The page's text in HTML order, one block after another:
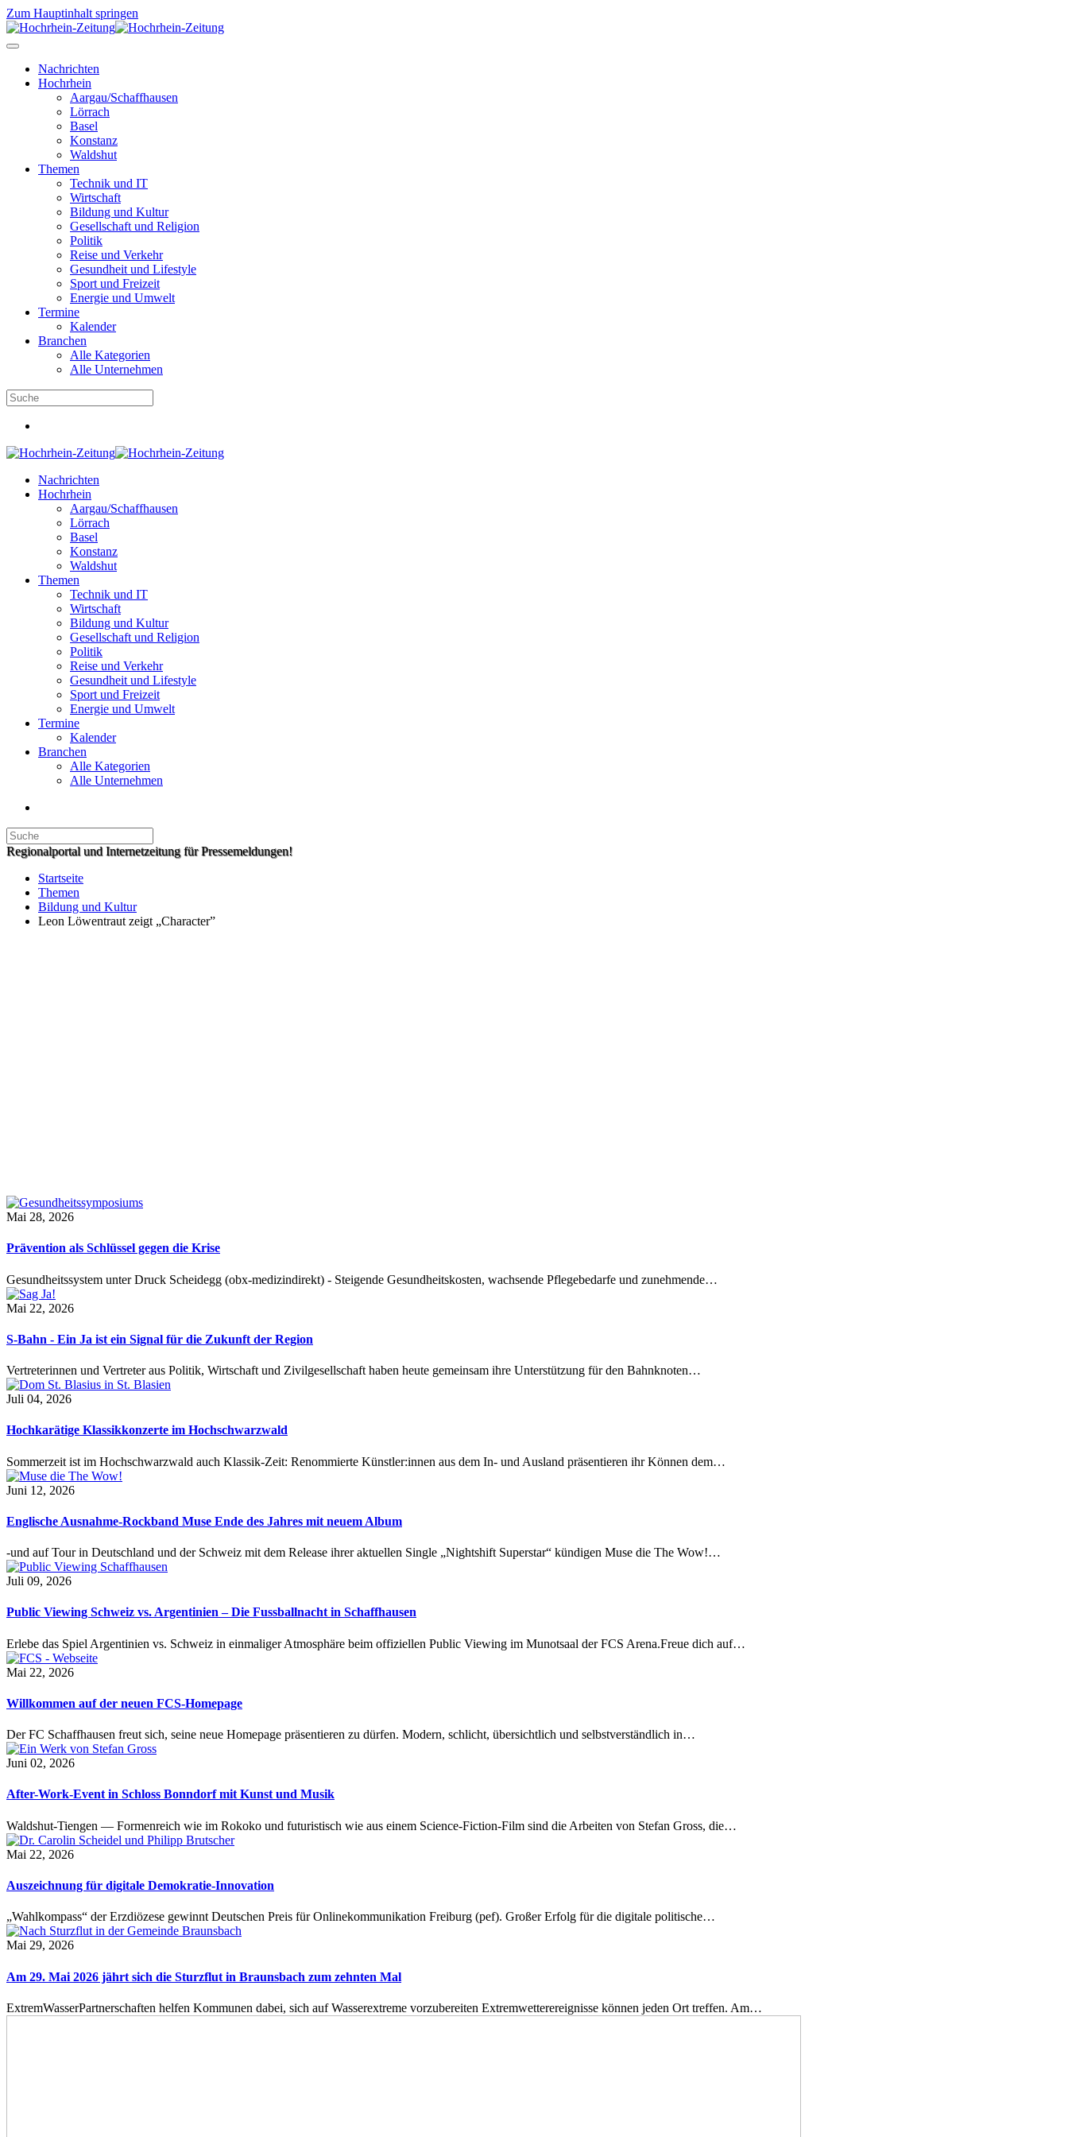
Zum Hauptinhalt springen
Nachrichten
Hochrhein
Aargau/Schaffhausen
Lörrach
Basel
Konstanz
Waldshut
Themen
Technik und IT
Wirtschaft
Bildung und Kultur
Gesellschaft und Religion
Politik
Reise und Verkehr
Gesundheit und Lifestyle
Sport und Freizeit
Energie und Umwelt
Termine
Kalender
Branchen
Alle Kategorien
Alle Unternehmen
Nachrichten
Hochrhein
Aargau/Schaffhausen
Lörrach
Basel
Konstanz
Waldshut
Themen
Technik und IT
Wirtschaft
Bildung und Kultur
Gesellschaft und Religion
Politik
Reise und Verkehr
Gesundheit und Lifestyle
Sport und Freizeit
Energie und Umwelt
Termine
Kalender
Branchen
Alle Kategorien
Alle Unternehmen
Regionalportal und Internetzeitung für Pressemeldungen!
Startseite
Themen
Bildung und Kultur
Leon Löwentraut zeigt „Character”
Mai 28, 2026
Prävention als Schlüssel gegen die Krise
Gesundheitssystem unter Druck Scheidegg (obx-medizindirekt) - Steigende Gesundheitskosten, wachsende Pflegebedarfe und zunehmende…
Mai 22, 2026
S-Bahn - Ein Ja ist ein Signal für die Zukunft der Region
Vertreterinnen und Vertreter aus Politik, Wirtschaft und Zivilgesellschaft haben heute gemeinsam ihre Unterstützung für den Bahnknoten…
Juli 04, 2026
Hochkarätige Klassikkonzerte im Hochschwarzwald
Sommerzeit ist im Hochschwarzwald auch Klassik-Zeit: Renommierte Künstler:innen aus dem In- und Ausland präsentieren ihr Können dem…
Juni 12, 2026
Englische Ausnahme-Rockband Muse Ende des Jahres mit neuem Album
-und auf Tour in Deutschland und der Schweiz mit dem Release ihrer aktuellen Single „Nightshift Superstar“ kündigen Muse die The Wow!…
Juli 09, 2026
Public Viewing Schweiz vs. Argentinien – Die Fussballnacht in Schaffhausen
Erlebe das Spiel Argentinien vs. Schweiz in einmaliger Atmosphäre beim offiziellen Public Viewing im Munotsaal der FCS Arena.Freue dich auf…
Mai 22, 2026
Willkommen auf der neuen FCS-Homepage
Der FC Schaffhausen freut sich, seine neue Homepage präsentieren zu dürfen. Modern, schlicht, übersichtlich und selbstverständlich in…
Juni 02, 2026
After-Work-Event in Schloss Bonndorf mit Kunst und Musik
Waldshut-Tiengen — Formenreich wie im Rokoko und futuristisch wie aus einem Science-Fiction-Film sind die Arbeiten von Stefan Gross, die…
Mai 22, 2026
Auszeichnung für digitale Demokratie-Innovation
„Wahlkompass“ der Erzdiözese gewinnt Deutschen Preis für Onlinekommunikation Freiburg (pef). Großer Erfolg für die digitale politische…
Mai 29, 2026
Am 29. Mai 2026 jährt sich die Sturzflut in Braunsbach zum zehnten Mal
ExtremWasserPartnerschaften helfen Kommunen dabei, sich auf Wasserextreme vorzubereiten Extremwetterereignisse können jeden Ort treffen. Am…